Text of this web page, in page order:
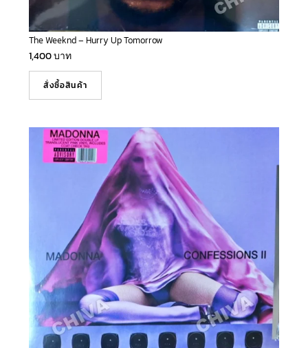
The Weeknd – Hurry Up Tomorrow
1,400บาท
สั่งซื้อสินค้า